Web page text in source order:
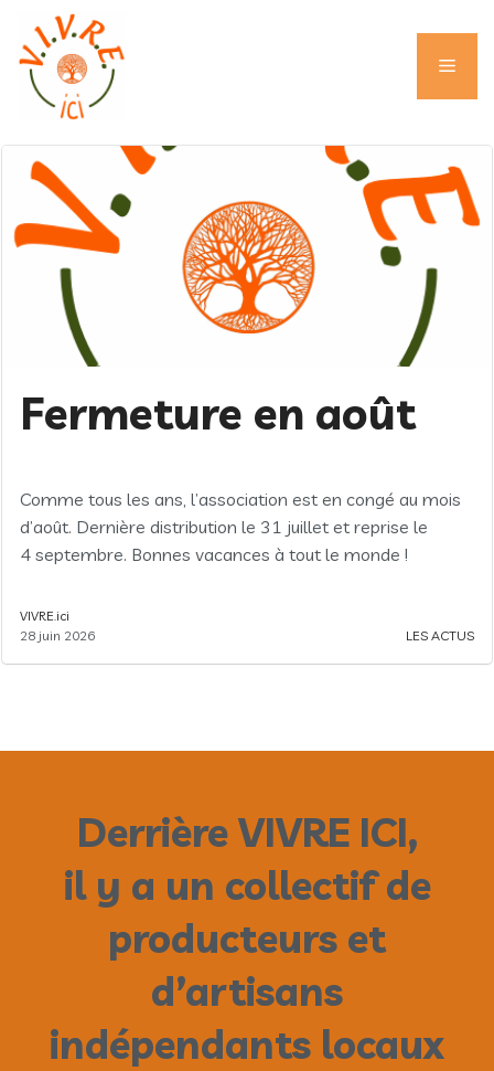
contenu
Fermeture en août
Comme tous les ans, l’association est en congé au mois
d’août. Dernière distribution le 31 juillet et reprise le
4 septembre. Bonnes vacances à tout le monde !
VIVRE.ici
28 juin 2026
LES ACTUS
Derrière VIVRE ICI,
il y a un collectif de
producteurs et
d’artisans
indépendants locaux